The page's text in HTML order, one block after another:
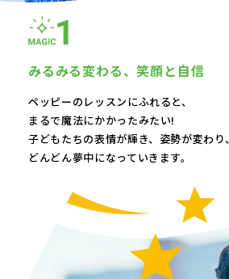
みるみる変わる、笑顔と自信
ペッピーのレッスンにふれると、
まるで魔法にかかったみたい!
子どもたちの表情が輝き、 姿勢が変わり、
どんどん夢中になっていきます。